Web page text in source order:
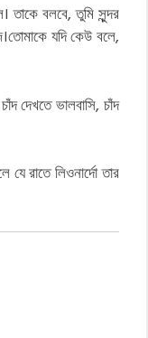
তাকে বলবে, তুমি সুন্দর
যদি কেউ বলে,
দেখতে ভালবাসি, চাঁদ
রাতে লিওনার্দো তার